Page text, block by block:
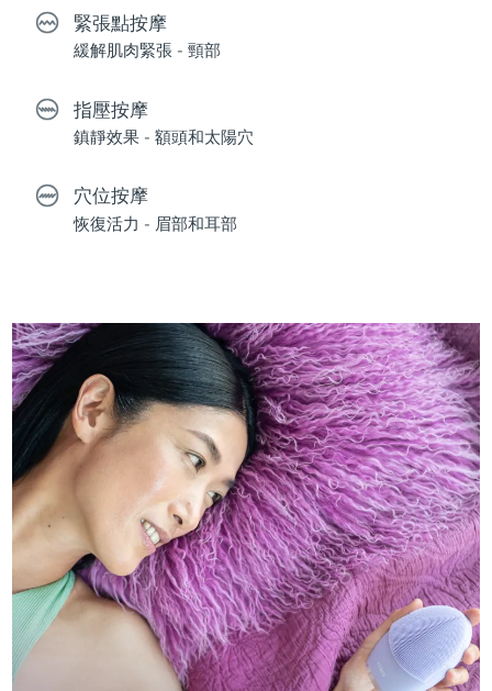
緊張點按摩
緩解肌肉緊張 - 頸部
指壓按摩
鎮靜效果 - 額頭和太陽穴
穴位按摩
恢復活力 - 眉部和耳部